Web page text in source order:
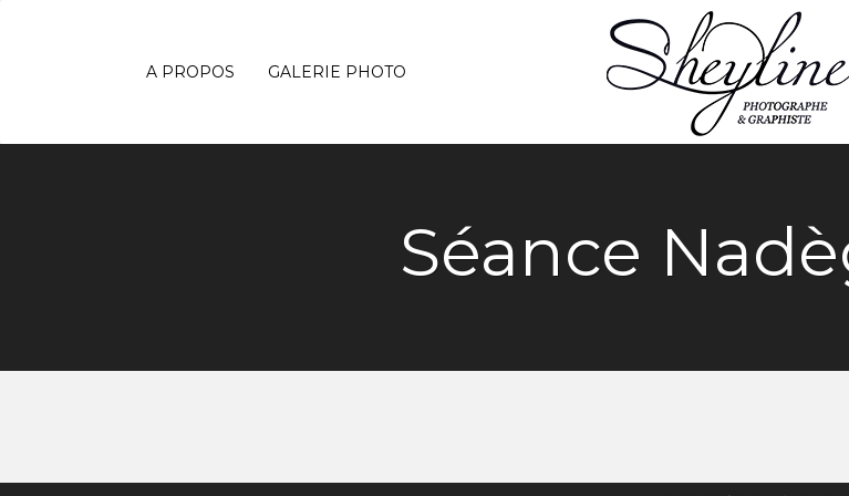
A PROPOS GALERIE PHOTO
Séance